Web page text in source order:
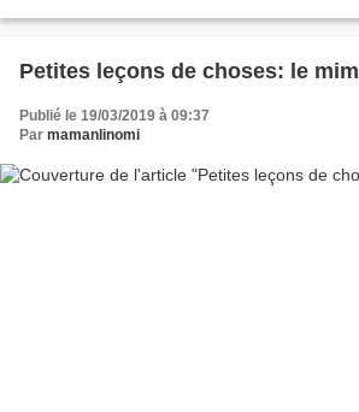
Petites leçons de choses: le
Publié le 19/03/2019 à 09:37
Par mamanlinomi